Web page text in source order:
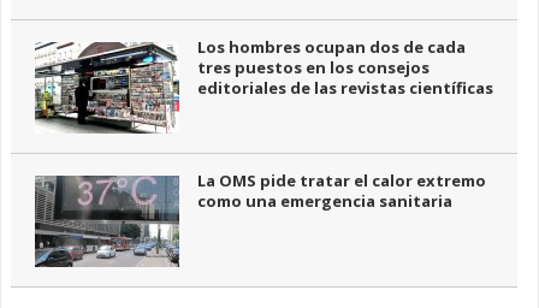
Los hombres ocupan dos de cada
tres puestos en los consejos
editoriales de las revistas científicas
La OMS pide tratar el calor extremo
como una emergencia sanitaria